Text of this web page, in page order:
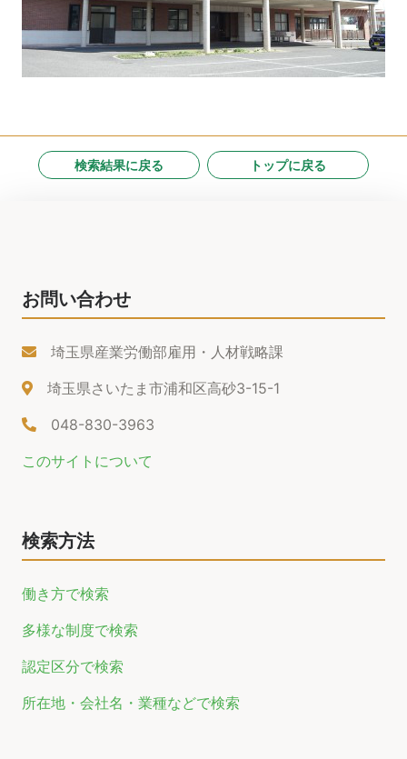
検索結果に戻る トップに戻る
お問い合わせ
埼玉県産業労働部雇用・人材戦略課
埼玉県さいたま市浦和区高砂3-15-1
048-830-3963
このサイトについて
検索方法
働き方で検索
多様な制度で検索
認定区分で検索
所在地・会社名・業種などで検索